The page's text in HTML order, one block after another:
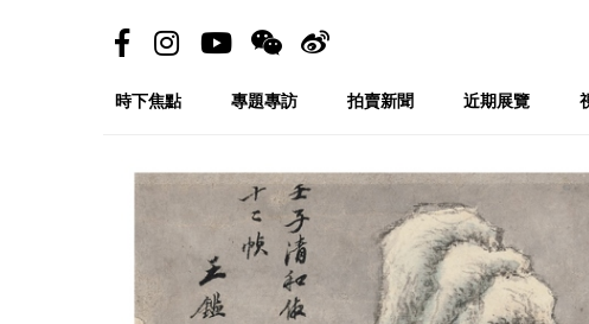
時下焦點 專題專訪 拍賣新聞 近期展覽